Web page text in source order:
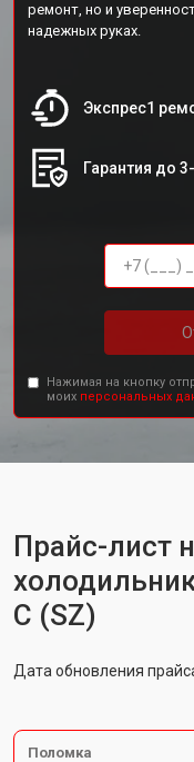
ремонт, но и
надежных руках.
Экспрес1
Гарантия до
Нажимая на кнопку
моих персональных
Прайс-лист
C (SZ)
Дата обновления
Поломка